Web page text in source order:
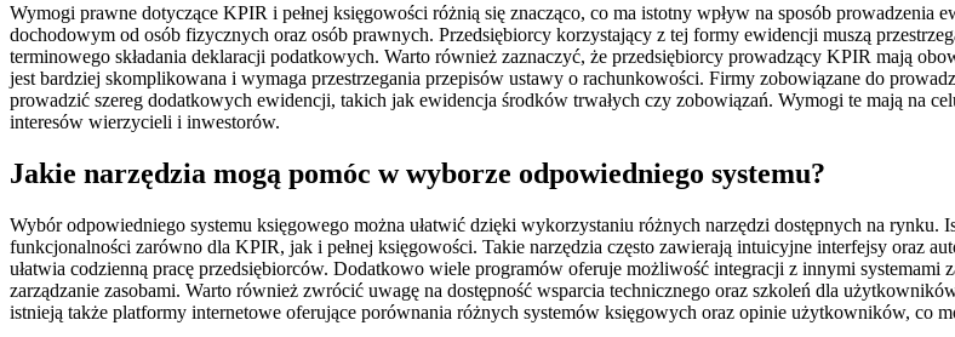
Wymogi prawne dotyczące KPIR i pełnej księgowości różnią się znacząco, co ma istotny wpływ na sposób
dochodowym od osób fizycznych oraz osób prawnych. Przedsiębiorcy korzystający z tej formy ewidencji muszą
terminowego składania deklaracji podatkowych. Warto również zaznaczyć, że przedsiębiorcy prowadzący KPIR mają
jest bardziej skomplikowana i wymaga przestrzegania przepisów ustawy o rachunkowości. Firmy zobowiązane do
prowadzić szereg dodatkowych ewidencji, takich jak ewidencja środków trwałych czy zobowiązań. Wymogi te mają na
interesów wierzycieli i inwestorów.
Jakie narzędzia mogą pomóc w wyborze odpowiedniego systemu?
Wybór odpowiedniego systemu księgowego można ułatwić dzięki wykorzystaniu różnych narzędzi dostępnych na
funkcjonalności zarówno dla KPIR, jak i pełnej księgowości. Takie narzędzia często zawierają intuicyjne interfejsy oraz
ułatwia codzienną pracę przedsiębiorców. Dodatkowo wiele programów oferuje możliwość integracji z innymi
zarządzanie zasobami. Warto również zwrócić uwagę na dostępność wsparcia technicznego oraz szkoleń dla
istnieją także platformy internetowe oferujące porównania różnych systemów księgowych oraz opinie użytkowników, co